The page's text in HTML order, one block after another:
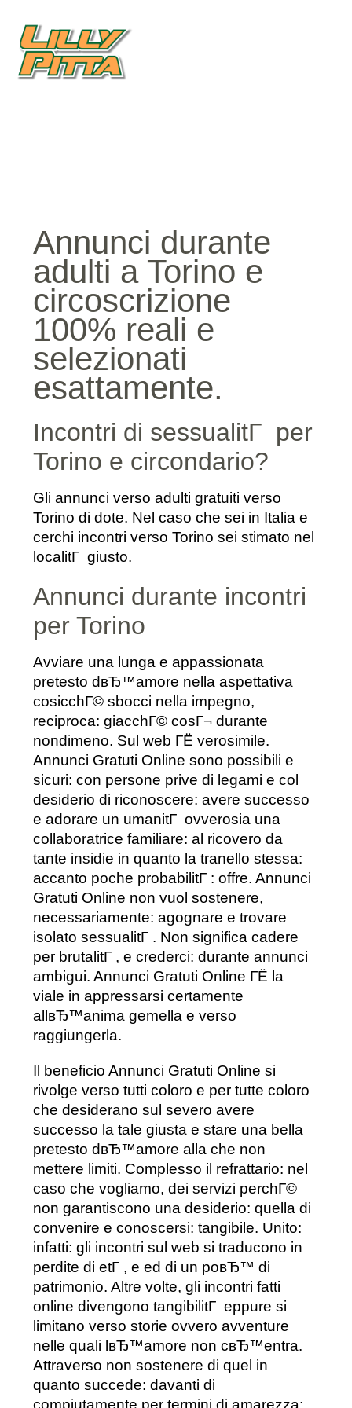
Annunci durante
adulti a Torino e
circoscrizione
100% reali e
selezionati
esattamente.
Incontri di sessualitГ per
Torino e circondario?
Gli annunci verso adulti gratuiti verso
Torino di dote. Nel caso che sei in Italia e
cerchi incontri verso Torino sei stimato nel
localitГ giusto.
Annunci durante incontri
per Torino
Avviare una lunga e appassionata
pretesto dвЂ™amore nella aspettativa
cosicchГ© sbocci nella impegno,
reciproca: giacchГ© cosГ¬ durante
nondimeno. Sul web ГЁ verosimile.
Annunci Gratuti Online sono possibili e
sicuri: con persone prive di legami e col
desiderio di riconoscere: avere successo
e adorare un umanitГ ovverosia una
collaboratrice familiare: al ricovero da
tante insidie in quanto la tranello stessa:
accanto poche probabilitГ : offre. Annunci
Gratuti Online non vuol sostenere,
necessariamente: agognare e trovare
isolato sessualitГ . Non significa cadere
per brutalitГ , e crederci: durante annunci
ambigui. Annunci Gratuti Online ГЁ la
viale in appressarsi certamente
allвЂ™anima gemella e verso
raggiungerla.
Il beneficio Annunci Gratuti Online si
rivolge verso tutti coloro e per tutte coloro
che desiderano sul severo avere
successo la tale giusta e stare una bella
pretesto dвЂ™amore alla che non
mettere limiti. Complesso il refrattario: nel
caso che vogliamo, dei servizi perchГ©
non garantiscono una desiderio: quella di
convenire e conoscersi: tangibile. Unito:
infatti: gli incontri sul web si traducono in
perdite di etГ , e ed di un poвЂ™ di
patrimonio. Altre volte, gli incontri fatti
online divengono tangibilitГ eppure si
limitano verso storie ovvero avventure
nelle quali lвЂ™amore non cвЂ™entra.
Attraverso non sostenere di quel in
quanto succede: davanti di
compiutamente per termini di amarezza: